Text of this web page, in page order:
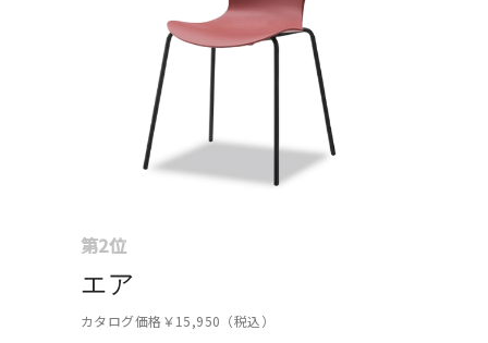
第2位
エア
カタログ価格￥15,950（税込）